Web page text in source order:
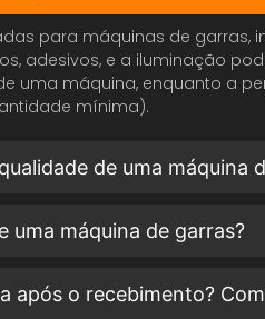
para máquinas de garras,
adesivos, e a iluminação
uma máquina, enquanto a
mínima).
de uma máquina
uma máquina de garras?
após o recebimento?